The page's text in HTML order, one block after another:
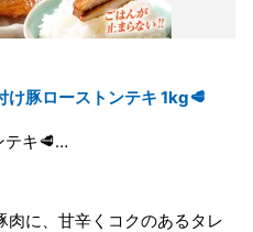
け豚ローストンテキ 1kg🥩
テキ🥩…
に、甘辛くコクのあるタレ